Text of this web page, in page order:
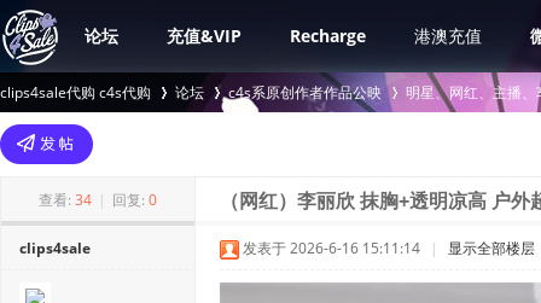
论坛 充值&VIP Recharge 港澳充值
clips4sale代购 c4s代购
>
论坛 c4s系原创作者作品公映
›
明星、网红、主播
查看: 34 | 回复: 0 （网红）李丽欣 抹胸+透明凉高 户外
clips4sale 发表于 2026-6-16 15:11:14 | 显示全部楼层